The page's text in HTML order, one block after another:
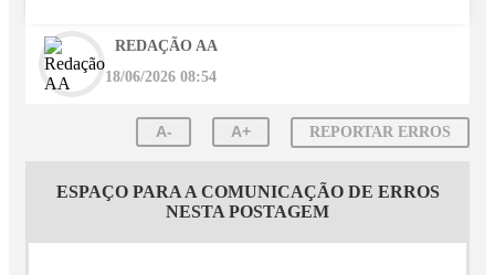
REDAÇÃO AA
18/06/2026 08:54
A- A+ REPORTAR ERROS
ESPAÇO PARA A COMUNICAÇÃO DE ERROS
NESTA POSTAGEM